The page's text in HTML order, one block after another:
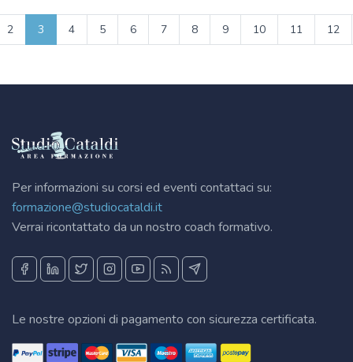
2 3 4 5 6 7 8 9 10 11 12
Per informazioni su corsi ed eventi contattaci su:
formazione@studiocataldi.it
Verrai ricontattato da un nostro coach formativo.
Le nostre opzioni di pagamento con sicurezza certificata.